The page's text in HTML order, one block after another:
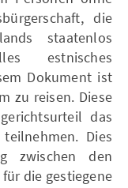
die
staatenlos
estnisches
Dokument ist
zu reisen. Diese
das
Dies
zwischen den
die gestiegene